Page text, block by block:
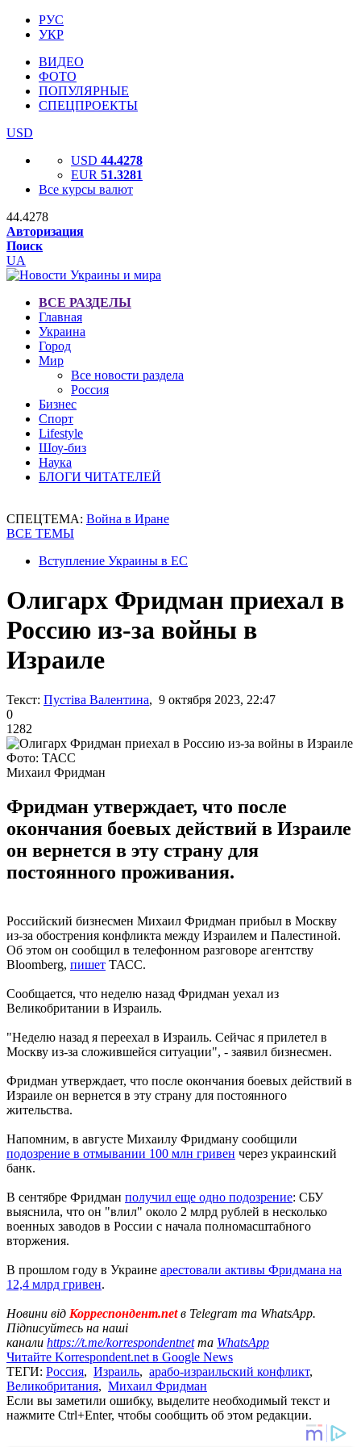
РУС
УКР
ВИДЕО
ФОТО
ПОПУЛЯРНЫЕ
СПЕЦПРОЕКТЫ
USD
USD 44.4278
EUR 51.3281
Все курсы валют
44.4278
Авторизация
Поиск
UA
ВСЕ РАЗДЕЛЫ
Главная
Украина
Город
Мир
Все новости раздела
Россия
Бизнес
Спорт
Lifestyle
Шоу-биз
Наука
БЛОГИ ЧИТАТЕЛЕЙ
СПЕЦТЕМА: Война в Иране
ВСЕ ТЕМЫ
Вступление Украины в ЕС
Олигарх Фридман приехал в
Россию из-за войны в
Израиле
Текст: Пустіва Валентина, 9 октября 2023, 22:47
0
1282
Фото: ТАСС
Михаил Фридман
Фридман утверждает, что после
окончания боевых действий в Израиле
он вернется в эту страну для
постоянного проживания.
Российский бизнесмен Михаил Фридман прибыл в Москву
из-за обострения конфликта между Израилем и Палестиной.
Об этом он сообщил в телефонном разговоре агентству
Bloomberg, пишет ТАСС.
Сообщается, что неделю назад Фридман уехал из
Великобритании в Израиль.
"Неделю назад я переехал в Израиль. Сейчас я прилетел в
Москву из-за сложившейся ситуации", - заявил бизнесмен.
Фридман утверждает, что после окончания боевых действий в
Израиле он вернется в эту страну для постоянного
жительства.
Напомним, в августе Михаилу Фридману сообщили
подозрение в отмывании 100 млн гривен через украинский
банк.
В сентябре Фридман получил еще одно подозрение: СБУ
выяснила, что он "влил" около 2 млрд рублей в несколько
военных заводов в России с начала полномасштабного
вторжения.
В прошлом году в Украине арестовали активы Фридмана на
12,4 млрд гривен.
Новини від Корреспондент.netв Telegram та WhatsApp.
Підписуйтесь на наші
канали https://t.me/korrespondentnetта WhatsApp
Читайте Korrespondent.net в Google News
ТЕГИ: Россия, Израиль, арабо-израильский конфликт,
Великобритания, Михаил Фридман
Если вы заметили ошибку, выделите необходимый текст и
нажмите Ctrl+Enter, чтобы сообщить об этом редакции.